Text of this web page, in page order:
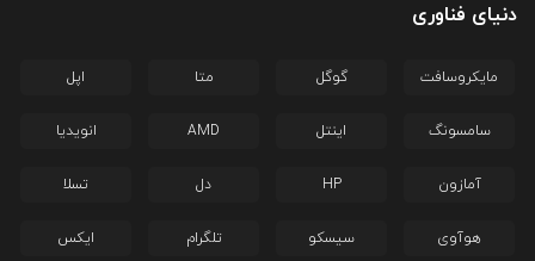
دنیای فناوری
مایکروسافت گوگل متا اپل
سامسونگ اینتل AMD انویدیا
آمازون HP دل تسلا
هوآوی سیسکو تلگرام ایکس